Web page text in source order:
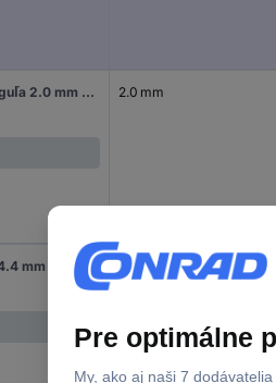
Dremel 26157103JA frézovacie kolík tvrdokov guľa 2.0 mm Ø hriadeľa 3.2 mm 2.0 mm
Dremel 26157105JA frézovacie kolík tvrdokov 4.4 mm Ø hriadeľa 3.2 mm 4.4 mm